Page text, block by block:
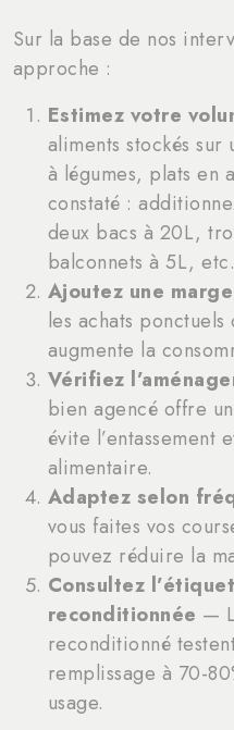
Sur la base de nos
approche :
Estimez votre
aliments stockés
à légumes, plats en
constaté :
deux bacs à 20L,
balconnets à 5L,
Ajoutez une
les achats
augmente la
Vérifiez
bien agencé offre
évite l’entassement
alimentaire.
Adaptez selon
vous faites vos
pouvez réduire la
Consultez
reconditionnée —
reconditionné
remplissage à 70-
usage.